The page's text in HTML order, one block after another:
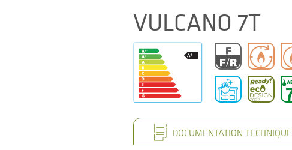
VULCANO 7T
DOCUMENTATION TECHNIQUE